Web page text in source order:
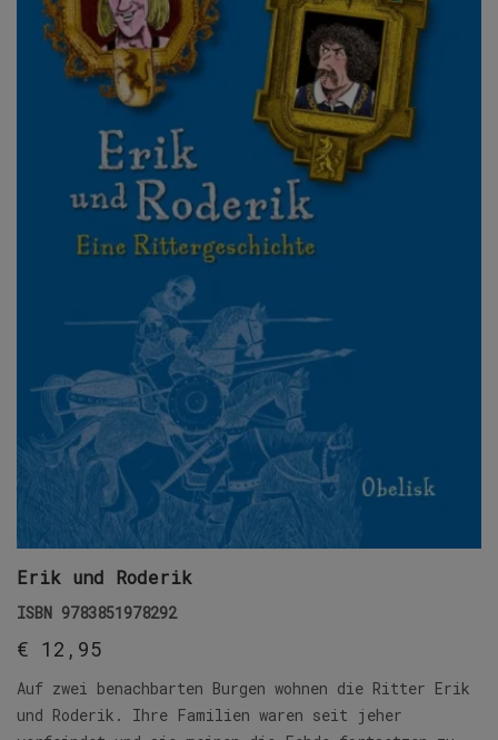
Erik und Roderik
ISBN 9783851978292
€ 12,95
Auf zwei benachbarten Burgen wohnen die Ritter Erik
und Roderik. Ihre Familien waren seit jeher